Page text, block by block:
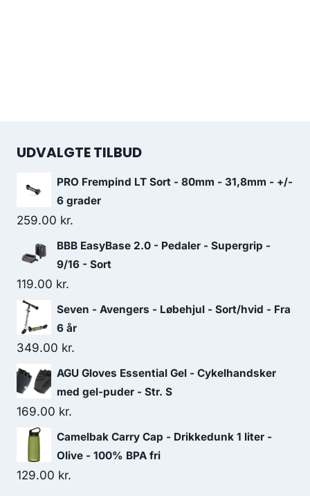
UDVALGTE TILBUD
PRO Frempind LT Sort - 80mm - 31,8mm - +/-
6 grader
259.00 kr.
BBB EasyBase 2.0 - Pedaler - Supergrip -
9/16 - Sort
119.00 kr.
Seven - Avengers - Løbehjul - Sort/hvid - Fra
6 år
349.00 kr.
AGU Gloves Essential Gel - Cykelhandsker
med gel-puder - Str. S
169.00 kr.
Camelbak Carry Cap - Drikkedunk 1 liter -
Olive - 100% BPA fri
129.00 kr.